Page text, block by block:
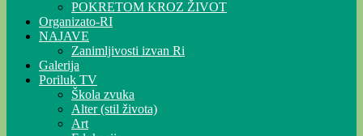
POKRETOM KROZ ŽIVOT
Organizato-RI
NAJAVE
Zanimljivosti izvan Ri
Galerija
Poriluk TV
Škola zvuka
Alter (stil života)
Art